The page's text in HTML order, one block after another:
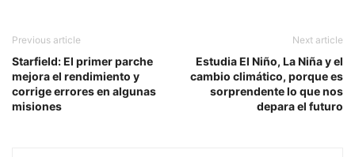
Previous article
Starfield: El primer parche
mejora el rendimiento y
corrige errores en algunas
misiones
Next article
Estudia El Niño, La Niña y el
cambio climático, porque es
sorprendente lo que nos
depara el futuro